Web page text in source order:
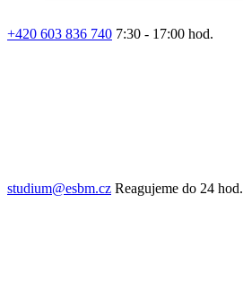
+420 603 836 740 7:30 - 17:00 hod.
studium@esbm.cz Reagujeme do 24 hod.